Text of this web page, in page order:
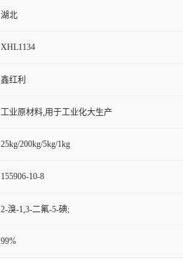
湖北
XHL1134
鑫红利
工业原材料,用于工业化大生产
25kg/200kg/5kg/1kg
155906-10-8
2-溴-1,3-二氟-5-碘;
99%